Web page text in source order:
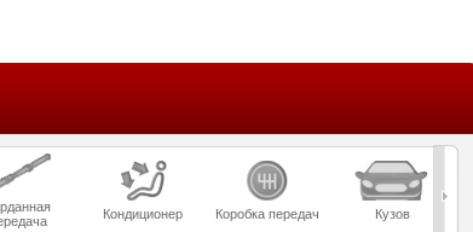
Кондиционер Коробка передач Кузов